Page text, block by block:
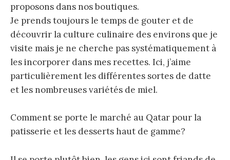
proposons dans nos boutiques.
Je prends toujours le temps de gouter et de
découvrir la culture culinaire des environs que je
visite mais je ne cherche pas systématiquement à
les incorporer dans mes recettes. Ici, j’aime
particulièrement les différentes sortes de datte
et les nombreuses variétés de miel.
Comment se porte le marché au Qatar pour la
patisserie et les desserts haut de gamme?